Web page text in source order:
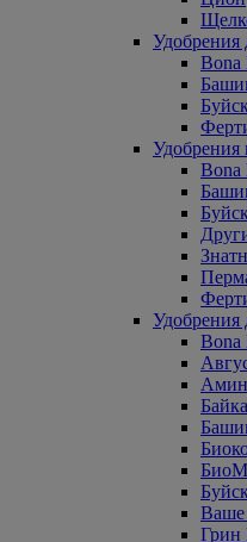
Удобрения
Bona
Удобрения
Bona
Удобрения
Bona
Ваше
Грин